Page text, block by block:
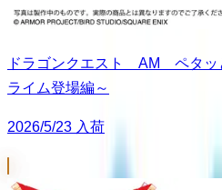
ドラゴンクエスト AM ペタッ
ライム登場編～
2026/5/23 入荷